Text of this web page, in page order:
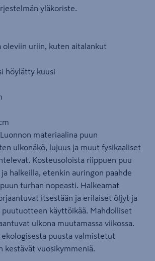
yläkoriste.
oleviin uriin, kuten aitalankut
höylätty kuusi
materiaalina puun
ulkonäkö, lujuus ja muut fysikaaliset
Kosteusoloista riippuen puu
halkeilla, etenkin auringon paahde
turhan nopeasti. Halkeamat
itsestään ja erilaiset öljyt ja
käyttöikää. Mahdolliset
ulkona muutamassa viikossa.
puusta valmistetut
vuosikymmeniä.